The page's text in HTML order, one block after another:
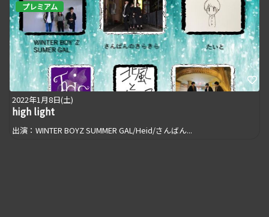
プレミアム
2022年1月8日(土)
high light
出演：WINTER BOYZ SUMMER GAL/Heid/さんばん...